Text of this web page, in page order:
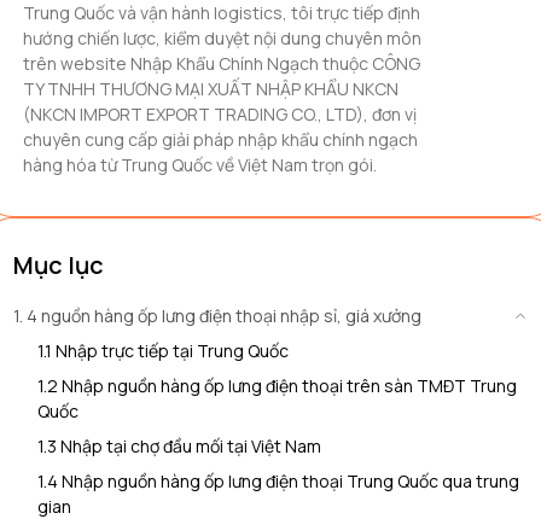
Trung Quốc và vận hành logistics, tôi trực tiếp định
hướng chiến lược, kiểm duyệt nội dung chuyên môn
trên website Nhập Khẩu Chính Ngạch thuộc CÔNG
TY TNHH THƯƠNG MẠI XUẤT NHẬP KHẨU NKCN
(NKCN IMPORT EXPORT TRADING CO., LTD), đơn vị
chuyên cung cấp giải pháp nhập khẩu chính ngạch
hàng hóa từ Trung Quốc về Việt Nam trọn gói.
Mục lục
1. 4 nguồn hàng ốp lưng điện thoại nhập sỉ, giá xưởng
1.1 Nhập trực tiếp tại Trung Quốc
1.2 Nhập nguồn hàng ốp lưng điện thoại trên sàn TMĐT Trung
Quốc
1.3 Nhập tại chợ đầu mối tại Việt Nam
1.4 Nhập nguồn hàng ốp lưng điện thoại Trung Quốc qua trung
gian